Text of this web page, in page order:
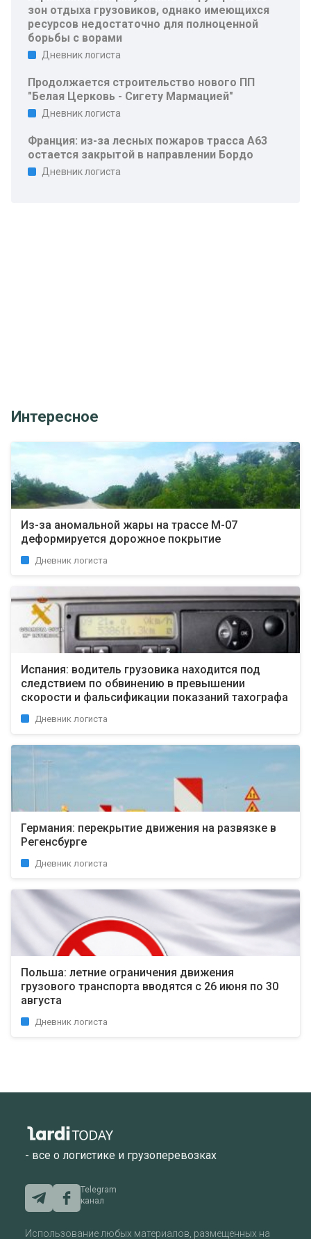
зон отдыха грузовиков, однако имеющихся
ресурсов недостаточно для полноценной
борьбы с ворами
Дневник логиста
Продолжается строительство нового ПП
"Белая Церковь - Сигету Мармацией"
Дневник логиста
Франция: из-за лесных пожаров трасса A63
остается закрытой в направлении Бордо
Дневник логиста
Интересное
Из-за аномальной жары на трассе М-07
деформируется дорожное покрытие
Дневник логиста
Испания: водитель грузовика находится под
следствием по обвинению в превышении
скорости и фальсификации показаний тахографа
Дневник логиста
Германия: перекрытие движения на развязке в
Регенсбурге
Дневник логиста
Польша: летние ограничения движения
грузового транспорта вводятся с 26 июня по 30
августа
Дневник логиста
- все о логистике и грузоперевозках
Telegram
канал
Использование любых материалов, размещенных на